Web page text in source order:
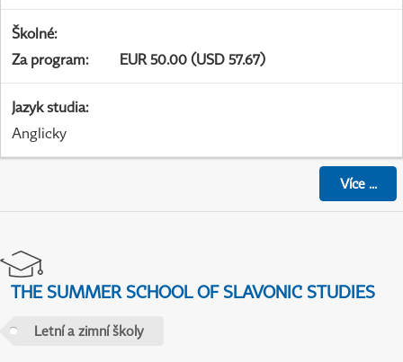
Školné:
Za program: EUR 50.00 (USD 57.67)
Jazyk studia:
Anglicky
Více...
THE SUMMER SCHOOL OF SLAVONIC STUDIES
Letní a zimní školy